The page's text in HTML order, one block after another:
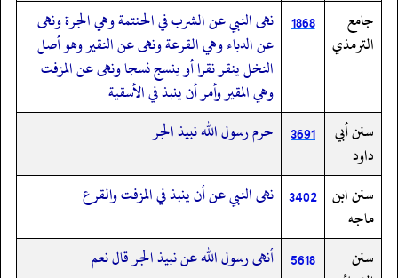
جامع
الترمذي
1868
نهى النبي عن الشرب في الحنتمة وهي الجرة ونهى
عن الدباء وهي القرعة ونهى عن النقير وهو أصل
النخل ينقر نقرا أو ينسج نسجا ونهى عن المزفت
وهي المقير وأمر أن ينبذ في الأسقية
سنن أبي
داود
3691 حرم رسول الله نبيذ الجر
سنن ابن
ماجه
3402 نهى النبي عن أن ينبذ في المزفت والقرع
سنن
5618 أنهى رسول الله عن نبيذ الجر قال نعم